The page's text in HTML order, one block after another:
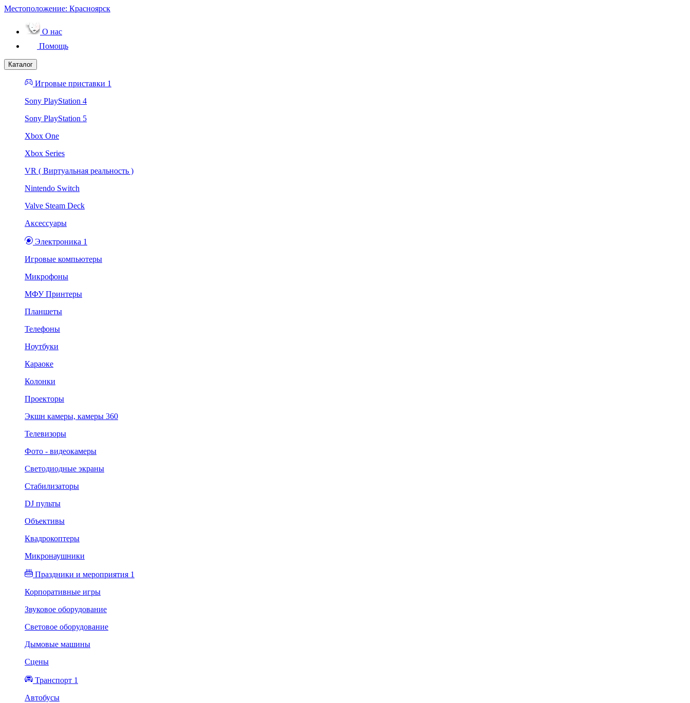
Местоположение: Красноярск
О нас
Помощь
Каталог
Игровые приставки 1
Sony PlayStation 4
Sony PlayStation 5
Xbox One
Xbox Series
VR ( Виртуальная реальность )
Nintendo Switch
Valve Steam Deck
Аксессуары
Электроника 1
Игровые компьютеры
Микрофоны
МФУ Принтеры
Планшеты
Телефоны
Ноутбуки
Караоке
Колонки
Проекторы
Экшн камеры, камеры 360
Телевизоры
Фото - видеокамеры
Светодиодные экраны
Стабилизаторы
DJ пульты
Объективы
Квадрокоптеры
Микронаушники
Праздники и мероприятия 1
Корпоративные игры
Звуковое оборудование
Световое оборудование
Дымовые машины
Сцены
Транспорт 1
Автобусы